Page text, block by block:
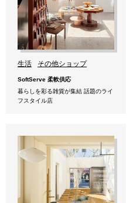
生活 その他ショップ
SoftServe 柔軟供応
暮らしを彩る雑貨が集結 話題のライ
フスタイル店